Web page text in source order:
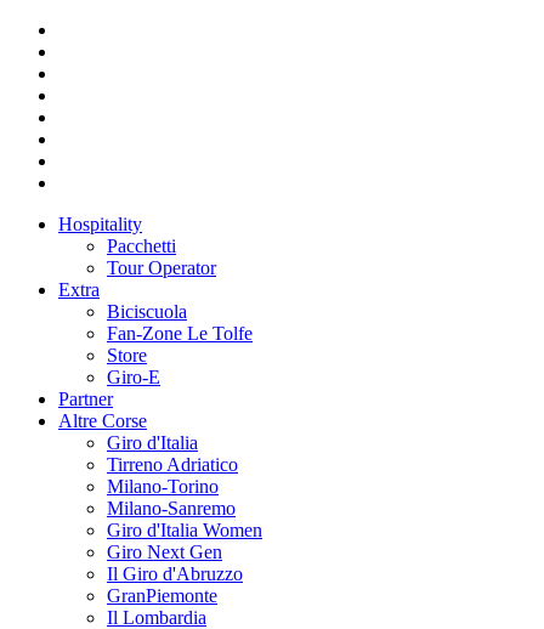
Hospitality
Pacchetti
Tour Operator
Extra
Biciscuola
Fan-Zone Le Tolfe
Store
Giro-E
Partner
Altre Corse
Giro d'Italia
Tirreno Adriatico
Milano-Torino
Milano-Sanremo
Giro d'Italia Women
Giro Next Gen
Il Giro d'Abruzzo
GranPiemonte
Il Lombardia